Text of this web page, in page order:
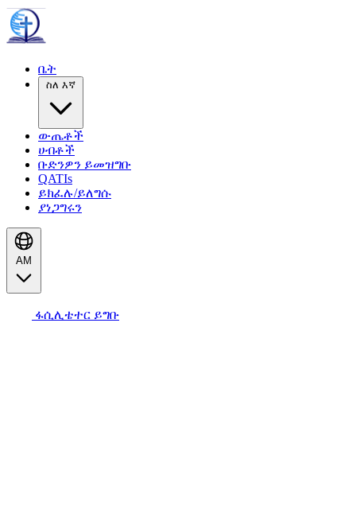
ቤት
ስለ እኛ
ውጤቶች
ሀብቶች
ቡድንዎን ይመዝግቡ
QATIs
ይክፈሉ/ይለግሱ
ያነጋግሩን
AM
ፋሲሊቴተር ይግቡ